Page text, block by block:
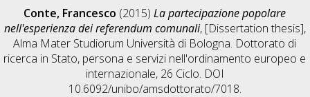
Conte, Francesco (2015)La partecipazione popolare
nell'esperienza dei referendum comunali, [Dissertation thesis],
Alma Mater Studiorum Università di Bologna. Dottorato di
ricerca in Stato, persona e servizi nell'ordinamento europeo e
internazionale, 26 Ciclo. DOI
10.6092/unibo/amsdottorato/7018.